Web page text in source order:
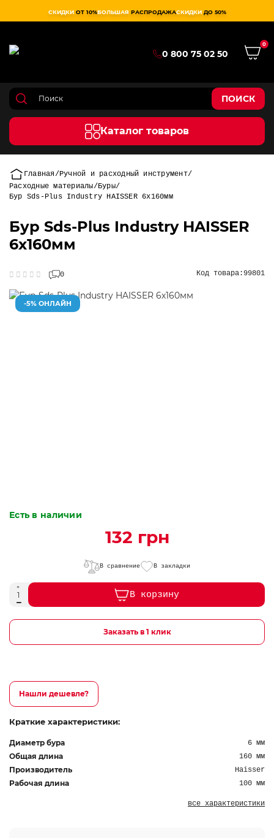
СКИДКИ ОТ 10%БОЛЬШАЯ РАСПРОДАЖАСКИДКИ ДО 50%
0 800 75 02 50
0
ПОИСК
Каталог товаров
Главная
Ручной и расходный инструмент
Расходные материалы
Буры
Бур Sds-Plus Industry HAISSER 6х160мм
Бур Sds-Plus Industry HAISSER
6х160мм
0 Код товара:99801
-5% ОНЛАЙН
Есть в наличии
132 грн
В сравнение В закладки
В корзину
Заказать в 1 клик
Нашли дешевле?
Краткие характеристики:
Диаметр бура 6 мм
Общая длина 160 мм
Производитель Haisser
Рабочая длина 100 мм
все характеристики